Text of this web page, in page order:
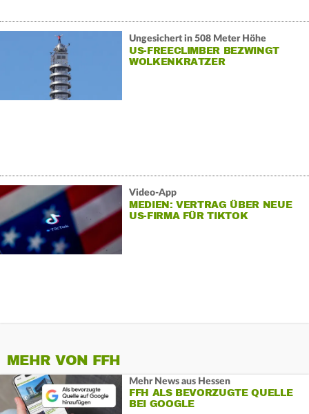
Ungesichert in 508 Meter Höhe
US-FREECLIMBER BEZWINGT
WOLKENKRATZER
Video-App
MEDIEN: VERTRAG ÜBER NEUE
US-FIRMA FÜR TIKTOK
MEHR VON FFH
Mehr News aus Hessen
FFH ALS BEVORZUGTE QUELLE
BEI GOOGLE